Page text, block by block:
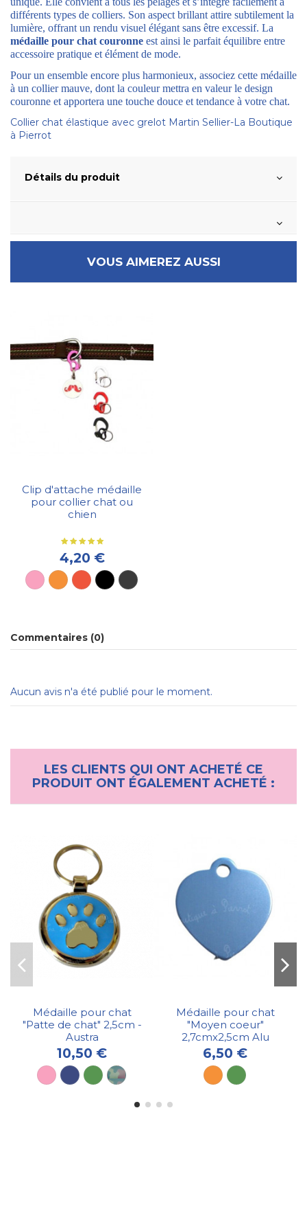
différents types de colliers. Son aspect brillant attire subtilement la
lumière, offrant un rendu visuel élégant sans être excessif. La
médaille pour chat couronne est ainsi le parfait équilibre entre
accessoire pratique et élément de mode.
Pour un ensemble encore plus harmonieux, associez cette médaille
à un collier mauve, dont la couleur mettra en valeur le design
couronne et apportera une touche douce et tendance à votre chat.
Collier chat élastique avec grelot Martin Sellier-La Boutique
à Pierrot
Détails du produit
VOUS AIMEREZ AUSSI
Clip d'attache médaille
pour collier chat ou
chien
4,20 €
Commentaires (0)
Aucun avis n'a été publié pour le moment.
LES CLIENTS QUI ONT ACHETÉ CE
PRODUIT ONT ÉGALEMENT ACHETÉ :
Médaille pour chat
"Patte de chat" 2,5cm -
Austra
10,50 €
Médaille pour chat
"Moyen coeur"
2,7cmx2,5cm Alu
6,50 €